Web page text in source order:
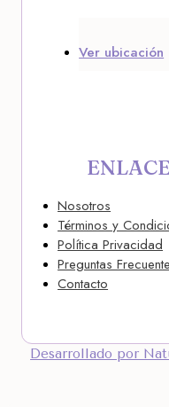
Ver ubicación
Nosotros
Términos y
Política Privacidad
Preguntas
Contacto
Desarrollado por